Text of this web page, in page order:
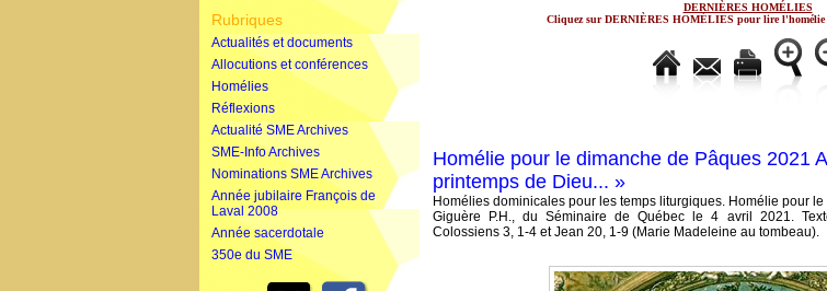
Rubriques
Actualités et documents
Allocutions et conférences
Homélies
Réflexions
Actualité SME Archives
SME-Info Archives
Nominations SME Archives
Année jubilaire François de
Laval 2008
Année sacerdotale
350e du SME
DERNIÈRES HOMÉLIES
Cliquez sur DERNIÈRES HOMÉLIES pour lire l'homélie
Homélie pour le dimanche de Pâques 2021
printemps de Dieu... »
Homélies dominicales pour les temps liturgiques. Homélie pour
Giguère P.H., du Séminaire de Québec le 4 avril 2021.
Colossiens 3, 1-4 et Jean 20, 1-9 (Marie Madeleine au tombeau).